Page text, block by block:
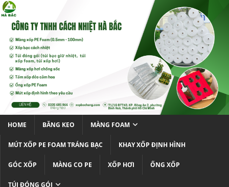
HOME BĂNG KEO MÀNG FOAM
MÚT XỐP PE FOAM TRÁNG BẠC KHAY XỐP ĐỊNH HÌNH
GÓC XỐP MÀNG CO PE XỐP HƠI ỐNG XỐP
TÚI ĐÓNG GÓI